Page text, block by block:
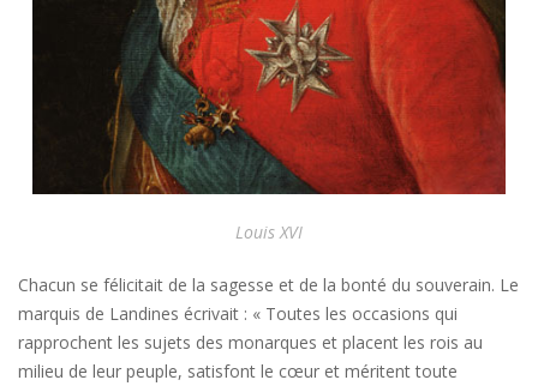
Louis XVI
Chacun se félicitait de la sagesse et de la bonté du souverain. Le
marquis de Landines écrivait : « Toutes les occasions qui
rapprochent les sujets des monarques et placent les rois au
milieu de leur peuple, satisfont le cœur et méritent toute